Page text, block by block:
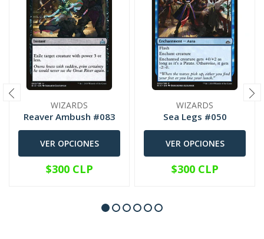
WIZARDS
Reaver Ambush #083
VER OPCIONES
$300 CLP
WIZARDS
Sea Legs #050
VER OPCIONES
$300 CLP